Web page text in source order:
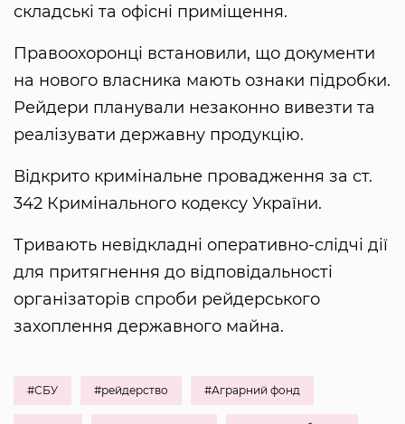
складські та офісні приміщення.
Правоохоронці встановили, що документи
на нового власника мають ознаки підробки.
Рейдери планували незаконно вивезти та
реалізувати державну продукцію.
Відкрито кримінальне провадження за ст.
342 Кримінального кодексу України.
Тривають невідкладні оперативно-слідчі дії
для притягнення до відповідальності
організаторів спроби рейдерського
захоплення державного майна.
#СБУ #рейдерство #Аграрний фонд